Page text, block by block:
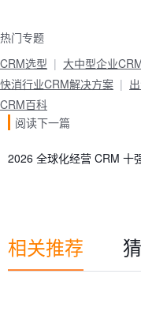
热门专题
CRM选型
大中型企业
快消行业CRM解决方案
CRM百科
阅读下一篇
2026 全球化经营 CRM 十
相关推荐